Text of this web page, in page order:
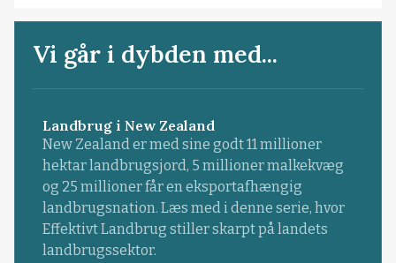
Vi går i dybden med...
Landbrug i New Zealand
New Zealand er med sine godt 11 millioner
hektar landbrugsjord, 5 millioner malkekvæg
og 25 millioner får en eksportafhængig
landbrugsnation. Læs med i denne serie, hvor
Effektivt Landbrug stiller skarpt på landets
landbrugssektor.